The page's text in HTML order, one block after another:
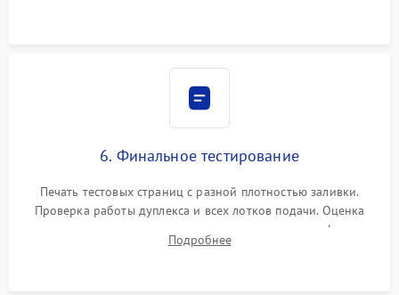
6. Финальное тестирование
Печать тестовых страниц с разной плотностью заливки.
Проверка работы дуплекса и всех лотков подачи. Оценка
качества запекания тонера и полное отсутствие дефектов
изображения перед выдачей готового устройства.
Подробнее